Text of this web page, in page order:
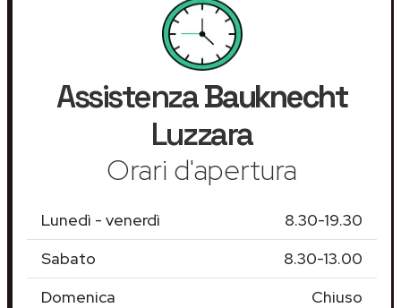
AssistenzaBauknecht
Luzzara
Orari d'apertura
Lunedì - venerdì
8.30-19.30
Sabato
8.30-13.00
Domenica
Chiuso